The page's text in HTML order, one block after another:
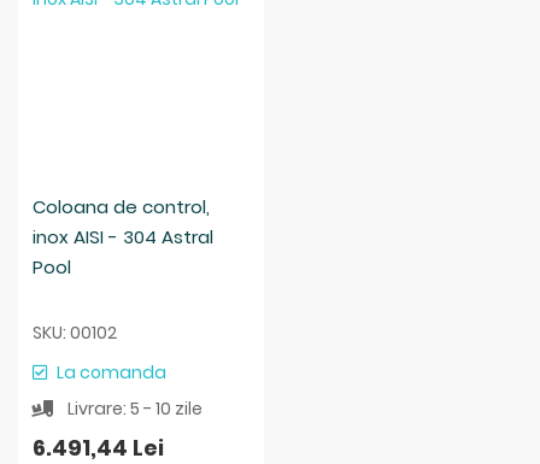
Coloana de control,
inox AISI - 304 Astral
Pool
SKU: 00102
La comanda
Livrare: 5 - 10 zile
6.491,44 Lei